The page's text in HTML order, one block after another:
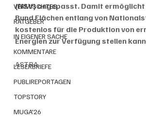
VERMISCHTES
RATGEBER
IN EIGENER SACHE
KOMMENTARE
LESERBRIEFE
PUBLIREPORTAGEN
TOPSTORY
MUGA'26
(NSV) angepasst. Damit
Bund Flächen entlang von
kostenlos für die Produktion von
Energien zur Verfügung stellen
ASTRA